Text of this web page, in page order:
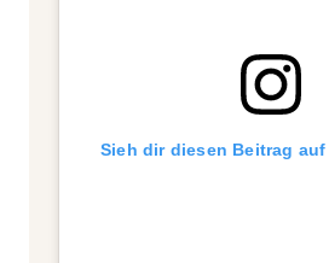
Sieh dir diesen Beitrag